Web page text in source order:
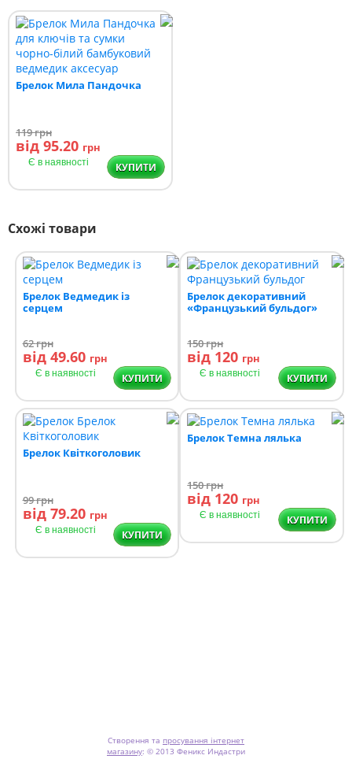
Брелок Мила Пандочка
119грн
від 95.20 грн
Є в наявності КУПИТИ
Схожі товари
Брелок Ведмедик із
серцем
62грн
від 49.60 грн
Є в наявності КУПИТИ
Брелок декоративний
«Французький бульдог»
150грн
від 120 грн
Є в наявності КУПИТИ
Брелок Квіткоголовик
99грн
від 79.20 грн
Є в наявності КУПИТИ
Брелок Темна лялька
150грн
від 120 грн
Є в наявності КУПИТИ
Створення та просування інтернет
магазину: © 2013 Феникс Индастри